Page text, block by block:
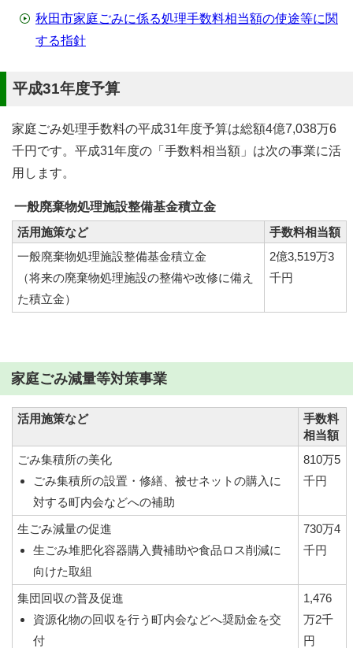
秋田市家庭ごみに係る処理手数料相当額の使途等に関
する指針
平成31年度予算
家庭ごみ処理手数料の平成31年度予算は総額4億7,038万6
千円です。平成31年度の「手数料相当額」は次の事業に活
用します。
一般廃棄物処理施設整備基金積立金
活用施策など
手数料相当額
一般廃棄物処理施設整備基金積立金
（将来の廃棄物処理施設の整備や改修に備え
た積立金）
2億3,519万3
千円
家庭ごみ減量等対策事業
活用施策など
手数料
相当額
ごみ集積所の美化
ごみ集積所の設置・修繕、被せネットの購入に
対する町内会などへの補助
810万5
千円
生ごみ減量の促進
生ごみ堆肥化容器購入費補助や食品ロス削減に
向けた取組
730万4
千円
集団回収の普及促進
資源化物の回収を行う町内会などへ奨励金を交
付
1,476
万2千
円